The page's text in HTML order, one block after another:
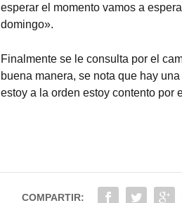
esperar el momento vamos a
domingo».
Finalmente se le consulta por el
buena manera, se nota que hay
estoy a la orden estoy contento por
COMPARTIR: